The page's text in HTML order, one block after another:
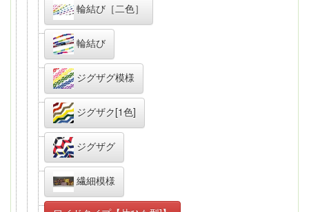
輪結び［二色］
輪結び
ジグザグ模様
ジグザク[1色]
ジグザグ
繊細模様